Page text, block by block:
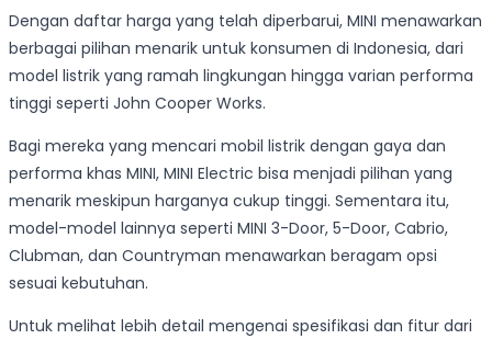
Dengan daftar harga yang telah diperbarui, MINI menawarkan
berbagai pilihan menarik untuk konsumen di Indonesia, dari
model listrik yang ramah lingkungan hingga varian performa
tinggi seperti John Cooper Works.
Bagi mereka yang mencari mobil listrik dengan gaya dan
performa khas MINI, MINI Electric bisa menjadi pilihan yang
menarik meskipun harganya cukup tinggi. Sementara itu,
model-model lainnya seperti MINI 3-Door, 5-Door, Cabrio,
Clubman, dan Countryman menawarkan beragam opsi
sesuai kebutuhan.
Untuk melihat lebih detail mengenai spesifikasi dan fitur dari